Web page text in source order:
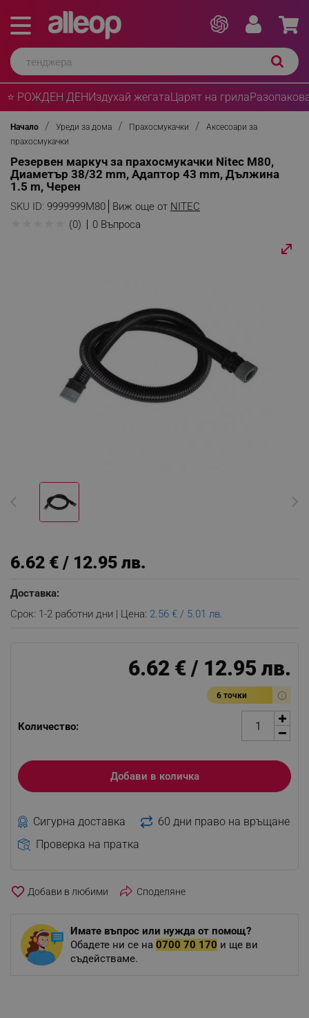
⭐ РОЖДЕН ДЕНИздухай жегатаЦарят на грила
Начало Уреди за дома Прахосмукачки
Аксесоари за
прахосмукачки
Резервен маркуч за прахосмукачки Nitec M80,
Диаметър 38/32 mm, Адаптор 43 mm, Дължина
1.5 m, Черен
SKU ID: 9999999M80 Виж още от NITEC
(0) 0 Въпроса
6.62 € / 12.95 лв.
Доставка:
Срок: 1-2 работни дни | Цена: 2.56 € / 5.01 лв.
6.62 € / 12.95 лв.
6 точки
Количество:
Добави в количка
Сигурна доставка
60 дни право на връщане
Проверка на пратка
favorite_border Споделяне
Имате въпрос или нужда от помощ?
Обадете ни се на 0700 70 170 и ще ви
съдействаме.